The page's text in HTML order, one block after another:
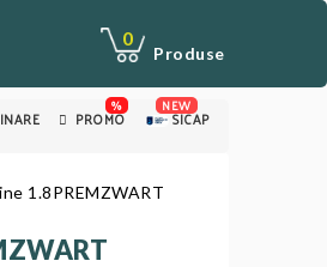
Produse
0
PROMO
%
SICAP
NEW
1.8PREMZWART